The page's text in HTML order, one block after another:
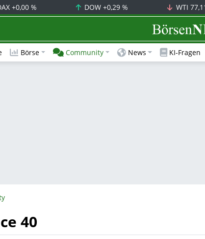
+0,00 % DOW+0,29 % WTI
BörsenNEWS.de
Börse Community News KI-Fragen
40